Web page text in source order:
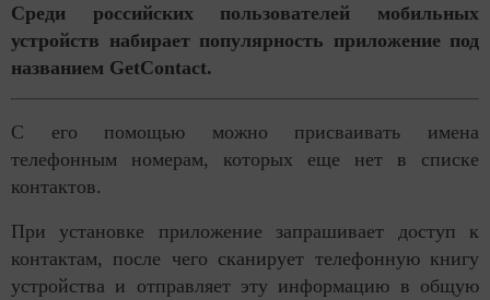
Среди российских пользователей мобильных
устройств набирает популярность приложение под
названием GetContact.
С его помощью можно присваивать имена
телефонным номерам, которых еще нет в списке
контактов.
При установке приложение запрашивает доступ к
контактам, после чего сканирует телефонную книгу
устройства и отправляет эту информацию в общую